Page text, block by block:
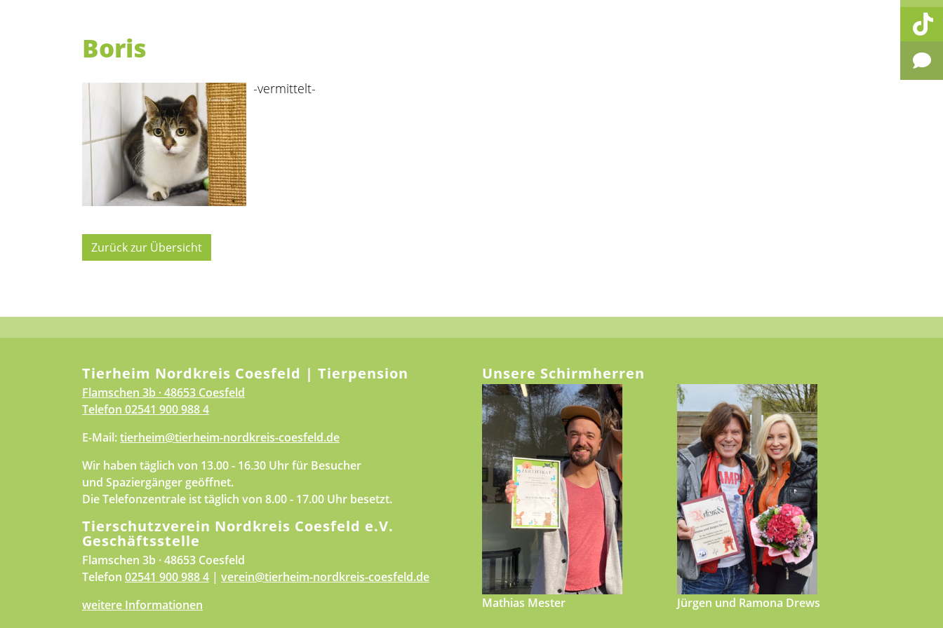
Boris
-vermittelt-
Zurück zur Übersicht
Tierheim Nordkreis Coesfeld | Tierpension
Flamschen 3b · 48653 Coesfeld
Telefon 02541 900 988 4
E-Mail:tierheim@tierheim-nordkreis-coesfeld.de
Wir haben täglich von 13.00 - 16.30 Uhr für Besucher
und Spaziergänger geöffnet.
Die Telefonzentrale ist täglich von 8.00 - 17.00 Uhr besetzt.
Tierschutzverein Nordkreis Coesfeld e.V.
Geschäftsstelle
Flamschen 3b · 48653 Coesfeld
Telefon 02541 900 988 4 | verein@tierheim-nordkreis-coesfeld.de
weitere Informationen
Unsere Schirmherren
Mathias Mester Jürgen und Ramona Drews